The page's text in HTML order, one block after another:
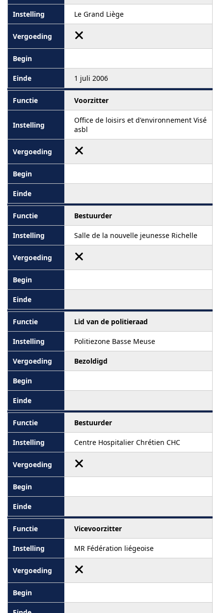
Le Grand Liège
1 juli 2006
Voorzitter
Office de loisirs et d'environnement Visé
asbl
Bestuurder
Salle de la nouvelle jeunesse Richelle
Lid van de politieraad
Politiezone Basse Meuse
Bezoldigd
Bestuurder
Centre Hospitalier Chrétien CHC
Vicevoorzitter
MR Fédération liégeoise